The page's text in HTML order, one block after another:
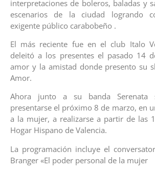
interpretaciones de boleros, baladas y
escenarios de la ciudad logrando
exigente público carabobeño .
El más reciente fue en el club Italo
deleitó a los presentes el pasado 14
amor y la amistad donde presento su
Amor.
Ahora junto a su banda Serenata
presentarse el próximo 8 de marzo, en
a la mujer, a realizarse a partir de las
Hogar Hispano de Valencia.
La programación incluye el
Branger «El poder personal de la mujer